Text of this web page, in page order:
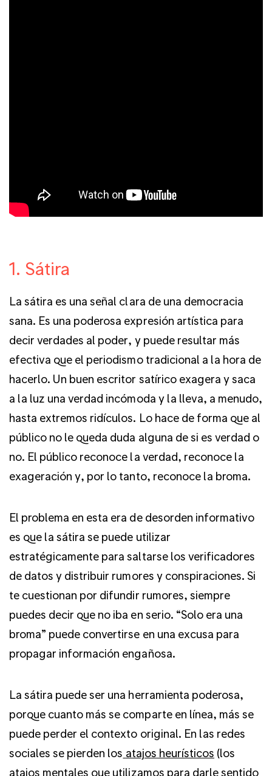
1. Sátira
La sátira es una señal clara de una democracia
sana. Es una poderosa expresión artística para
decir verdades al poder, y puede resultar más
efectiva que el periodismo tradicional a la hora de
hacerlo. Un buen escritor satírico exagera y saca
a la luz una verdad incómoda y la lleva, a menudo,
hasta extremos ridículos. Lo hace de forma que al
público no le queda duda alguna de si es verdad o
no. El público reconoce la verdad, reconoce la
exageración y, por lo tanto, reconoce la broma.
El problema en esta era de desorden informativo
es que la sátira se puede utilizar
estratégicamente para saltarse los verificadores
de datos y distribuir rumores y conspiraciones. Si
te cuestionan por difundir rumores, siempre
puedes decir que no iba en serio. “Solo era una
broma” puede convertirse en una excusa para
propagar información engañosa.
La sátira puede ser una herramienta poderosa,
porque cuanto más se comparte en línea, más se
puede perder el contexto original. En las redes
sociales se pierden los atajos heurísticos (los
atajos mentales que utilizamos para darle sentido